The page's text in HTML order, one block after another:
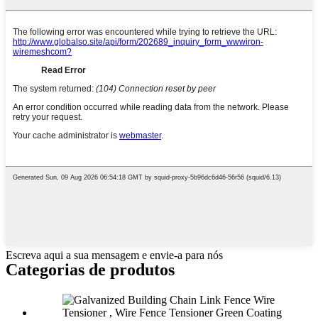
Escreva aqui a sua mensagem e envie-a para nós
Categorias de produtos